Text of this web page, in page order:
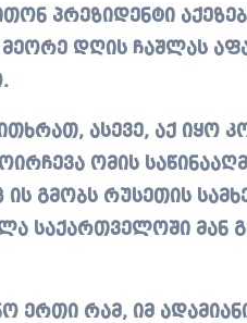
პრეზიდენტი
დღის ჩაშლას
ასევე, აქ იყო
ომის
გმობს რუსეთის
საქართველოში
ერთი რამ, იმ